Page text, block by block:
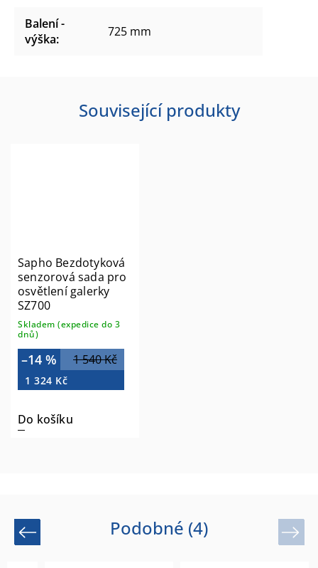
Balení -
výška: 725 mm
Související produkty
Sapho Bezdotyková
senzorová sada pro
osvětlení galerky
SZ700
Skladem (expedice do 3
dnů)
1 540 Kč
–14 %
1 324 Kč
Do košíku
Podobné (4)
Previous Next